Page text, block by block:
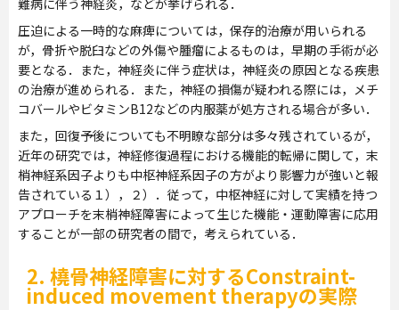
難病に伴う神経炎，などが挙げられる．
圧迫による一時的な麻痺については，保存的治療が用いられる
が，骨折や脱臼などの外傷や腫瘤によるものは，早期の手術が必
要となる．また，神経炎に伴う症状は，神経炎の原因となる疾患
の治療が進められる．また，神経の損傷が疑われる際には，メチ
コバールやビタミンB12などの内服薬が処方される場合が多い．
また，回復予後についても不明瞭な部分は多々残されているが，
近年の研究では，神経修復過程における機能的転帰に関して，末
梢神経系因子よりも中枢神経系因子の方がより影響力が強いと報
告されている１），２）．従って，中枢神経に対して実績を持つ
アプローチを末梢神経障害によって生じた機能・運動障害に応用
することが一部の研究者の間で，考えられている．
2. 橈骨神経障害に対するConstraint-
induced movement therapyの実際